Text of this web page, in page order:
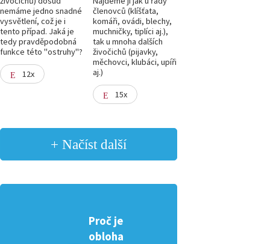
nemáme jedno snadné
vysvětlení, což je i
tento případ. Jaká je
tedy pravděpodobná
funkce této "ostruhy"?
12x
členovců (klíšťata,
komáři, ovádi, blechy,
muchničky, tiplíci aj.),
tak u mnoha dalších
živočichů (pijavky,
měchovci, klubáci, upíři
aj.)
15x
+ Načíst další
Proč je
obloha